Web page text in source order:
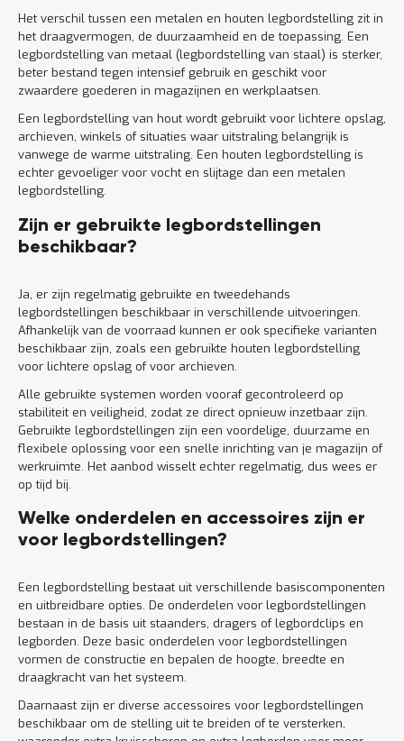
Het verschil tussen een metalen en houten legbordstelling zit in
het draagvermogen, de duurzaamheid en de toepassing. Een
legbordstelling van metaal (legbordstelling van staal) is sterker,
beter bestand tegen intensief gebruik en geschikt voor
zwaardere goederen in magazijnen en werkplaatsen.
Een legbordstelling van hout wordt gebruikt voor lichtere opslag,
archieven, winkels of situaties waar uitstraling belangrijk is
vanwege de warme uitstraling. Een houten legbordstelling is
echter gevoeliger voor vocht en slijtage dan een metalen
legbordstelling.
Zijn er gebruikte legbordstellingen
beschikbaar?
Ja, er zijn regelmatig gebruikte en tweedehands
legbordstellingen beschikbaar in verschillende uitvoeringen.
Afhankelijk van de voorraad kunnen er ook specifieke varianten
beschikbaar zijn, zoals een gebruikte houten legbordstelling
voor lichtere opslag of voor archieven.
Alle gebruikte systemen worden vooraf gecontroleerd op
stabiliteit en veiligheid, zodat ze direct opnieuw inzetbaar zijn.
Gebruikte legbordstellingen zijn een voordelige, duurzame en
flexibele oplossing voor een snelle inrichting van je magazijn of
werkruimte. Het aanbod wisselt echter regelmatig, dus wees er
op tijd bij.
Welke onderdelen en accessoires zijn er
voor legbordstellingen?
Een legbordstelling bestaat uit verschillende basiscomponenten
en uitbreidbare opties. De onderdelen voor legbordstellingen
bestaan in de basis uit staanders, dragers of legbordclips en
legborden. Deze basic onderdelen voor legbordstellingen
vormen de constructie en bepalen de hoogte, breedte en
draagkracht van het systeem.
Daarnaast zijn er diverse accessoires voor legbordstellingen
beschikbaar om de stelling uit te breiden of te versterken,